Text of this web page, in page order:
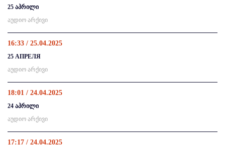
25 აპრილი
აუდიო არქივი
16:33 / 25.04.2025
25 АПРЕЛЯ
აუდიო არქივი
18:01 / 24.04.2025
24 აპრილი
აუდიო არქივი
17:17 / 24.04.2025